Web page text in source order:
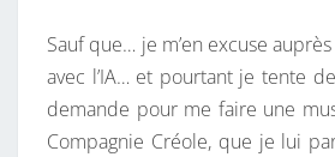
Sauf que… je m’en excuse
avec l’IA… et pourtant je tente
demande pour me faire une
Compagnie Créole, que je lui